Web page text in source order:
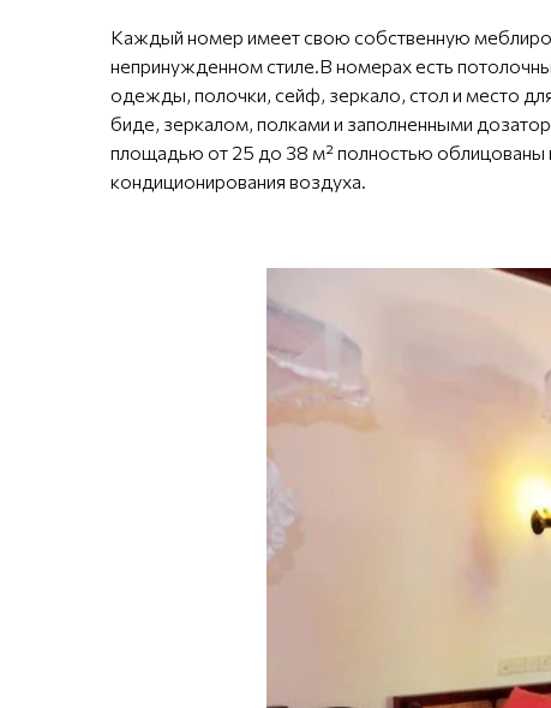
Каждый номер имеет свою собственную
непринужденном стиле.В номерах есть
одежды, полочки, сейф, зеркало, стол и место
биде, зеркалом, полками и заполненными
площадью от 25 до 38 м² полностью облицованы
кондиционирования воздуха.